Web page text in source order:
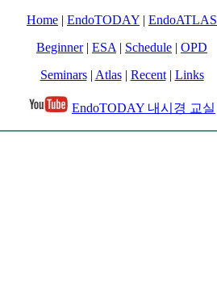
Home | EndoTODAY | EndoATLAS
Beginner| ESA | Schedule | OPD
Seminars| Atlas| Recent| Links
EndoTODAY 내시경 교실